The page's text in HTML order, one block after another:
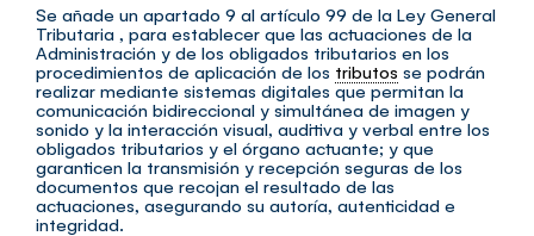
Se añade un apartado 9 al artículo 99 de la Ley General
Tributaria , para establecer que las actuaciones de la
Administración y de los obligados tributarios en los
procedimientos de aplicación de los tributos se podrán
realizar mediante sistemas digitales que permitan la
comunicación bidireccional y simultánea de imagen y
sonido y la interacción visual, auditiva y verbal entre los
obligados tributarios y el órgano actuante; y que
garanticen la transmisión y recepción seguras de los
documentos que recojan el resultado de las
actuaciones, asegurando su autoría, autenticidad e
integridad.